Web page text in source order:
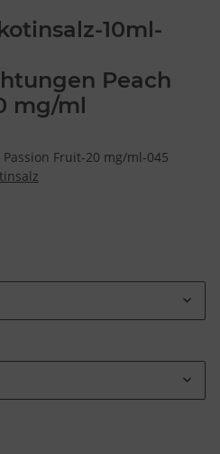
10ml-
Peach
mg/ml
Passion Fruit-20 mg/ml-045